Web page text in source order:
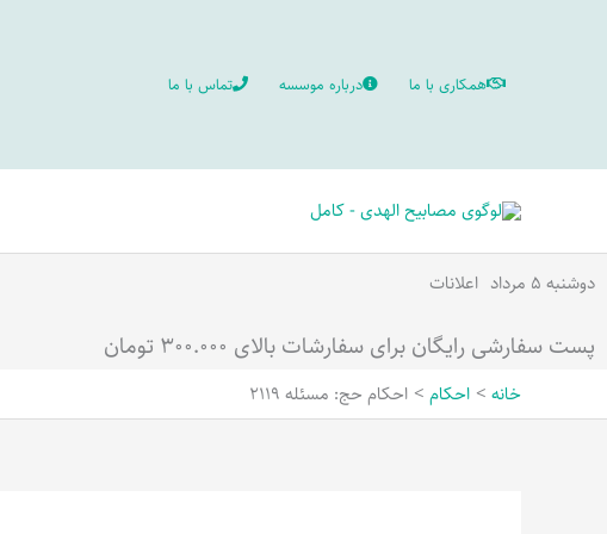
همکاری با ما درباره موسسه تماس با ما
دوشنبه ۵ مرداد اعلانات
پست سفارشی رایگان برای سفارشات بالای ۳۰۰.۰۰۰ تومان
خانه احکام احکام حج: مسئله 2119